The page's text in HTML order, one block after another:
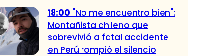
18:00 "No me encuentro bien":
Montañista chileno que
sobrevivió a fatal accidente
en Perú rompió el silencio